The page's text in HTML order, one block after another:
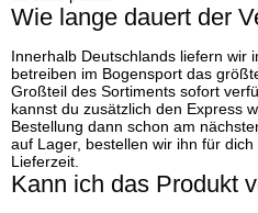
Wie lange dauert der
Innerhalb Deutschlands liefern wir
betreiben im Bogensport das
Großteil des Sortiments sofort
kannst du zusätzlich den Express
Bestellung dann schon am
auf Lager, bestellen wir ihn für
Lieferzeit.
Kann ich das Produkt